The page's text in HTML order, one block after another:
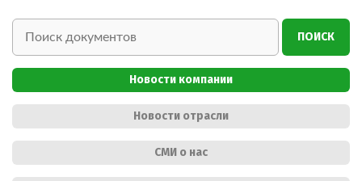
ПОИСК
Новости компании
Новости отрасли
СМИ о нас